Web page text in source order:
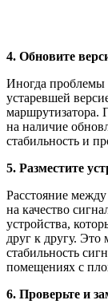
4. Обновите
Иногда проблемы
устаревшей
маршрутизатора.
на наличие
стабильность и
5. Разместите
Расстояние
на качество
устройства,
друг к другу.
стабильность
помещениях с
6. Проверьте и